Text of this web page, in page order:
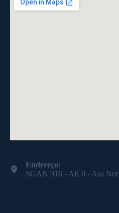
Endereço:
SGAN 916 - AE 0 - Asa